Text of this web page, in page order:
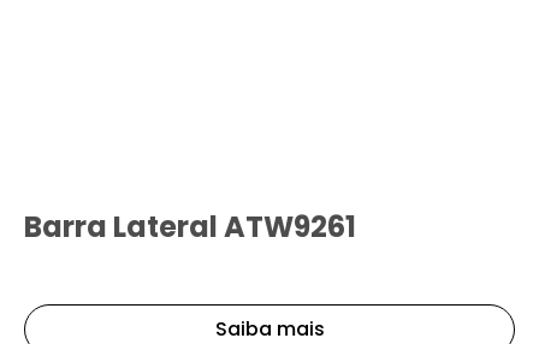
Barra Lateral ATW9261
Saiba mais